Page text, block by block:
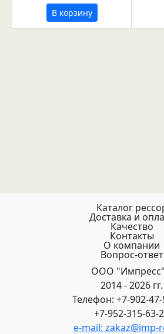
В корзину
Каталог
Доставка и
Качество
Контакты
О компании
Вопрос-ответ
ООО
2014 - 2026 гг.
Телефон: +7-902-
+7-952-315-63-
e-mail: zakaz@imp-